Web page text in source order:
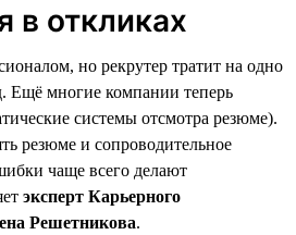
в откликах
но рекрутер тратит на одно
Ещё многие компании теперь
системы отсмотра резюме).
резюме и сопроводительное
чаще всего делают
эксперт Карьерного
Решетникова.